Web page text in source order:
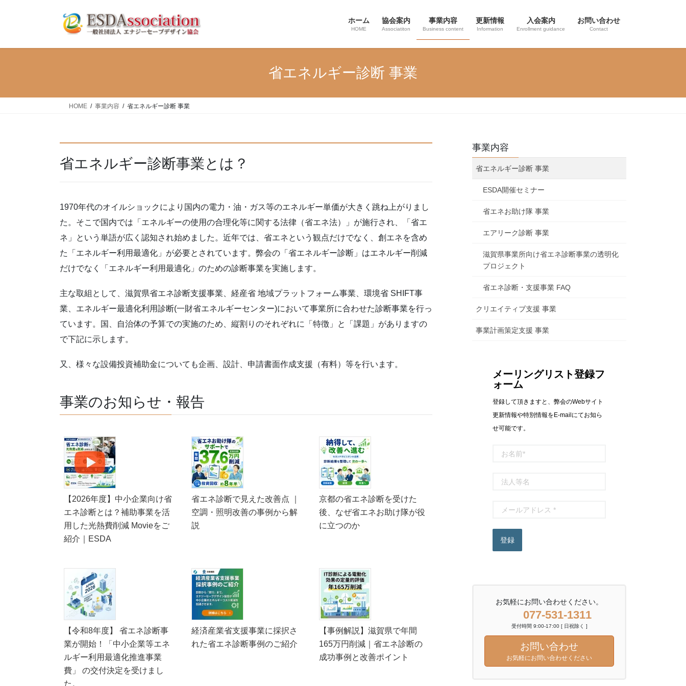
ホーム
HOME
協会案内
Associatiton
事業内容
Business content
更新情報
Information
入会案内
Enrollment guidance
お問い合わせ
Contact
省エネルギー診断 事業
HOME 事業内容 省エネルギー診断 事業
省エネルギー診断事業とは？
1970年代のオイルショックにより国内の電力・油・ガス等のエネルギー単価が大きく跳ね上がりまし
た。そこで国内では「エネルギーの使用の合理化等に関する法律（省エネ法）」が施行され、「省エ
ネ」という単語が広く認知され始めました。近年では、省エネという観点だけでなく、創エネを含め
た「エネルギー利用最適化」が必要とされています。弊会の「省エネルギー診断」はエネルギー削減
だけでなく「エネルギー利用最適化」のための診断事業を実施します。
主な取組として、滋賀県省エネ診断支援事業、経産省 地域プラットフォーム事業、環境省 SHIFT事
業、エネルギー最適化利用診断(一財省エネルギーセンター)において事業所に合わせた診断事業を行っ
ています。国、自治体の予算での実施のため、縦割りのそれぞれに「特徴」と「課題」がありますの
で下記に示します。
又、様々な設備投資補助金についても企画、設計、申請書面作成支援（有料）等を行います。
事業のお知らせ・報告
【2026年度】中小企業向け省
エネ診断とは？補助事業を活
用した光熱費削減 Movieをご
紹介｜ESDA
省エネ診断で見えた改善点 ｜
空調・照明改善の事例から解
説
京都の省エネ診断を受けた
後、なぜ省エネお助け隊が役
に立つのか
【令和8年度】 省エネ診断事
業が開始！「中小企業等エネ
ルギー利用最適化推進事業
費」 の交付決定を受けまし
た。
経済産業省支援事業に採択さ
れた省エネ診断事例のご紹介
【事例解説】滋賀県で年間
165万円削減｜省エネ診断の
成功事例と改善ポイント
事業内容
省エネルギー診断 事業
ESDA開催セミナー
省エネお助け隊 事業
エアリーク診断 事業
滋賀県事業所向け省エネ診断事業の透明化
プロジェクト
省エネ診断・支援事業 FAQ
クリエイティブ支援 事業
事業計画策定支援 事業
メーリングリスト登録フ
ォーム
登録して頂きますと、弊会のWebサイト
更新情報や特別情報をE-mailにてお知ら
せ可能です。
登録
お気軽にお問い合わせください。
077-531-1311
受付時間 9:00-17:00 [ 日祝除く ]
お問い合わせ
お気軽にお問い合わせください